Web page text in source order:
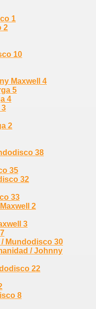
1
2
10
Maxwell 4
5
4
3
2
38
35
32
33
2
3
Mundodisco 30
/ Johnny
22
8